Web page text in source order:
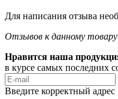
Для написания отзыва
Отзывов к данному
Нравится наша
в курсе самых последних
Введите корректный адрес